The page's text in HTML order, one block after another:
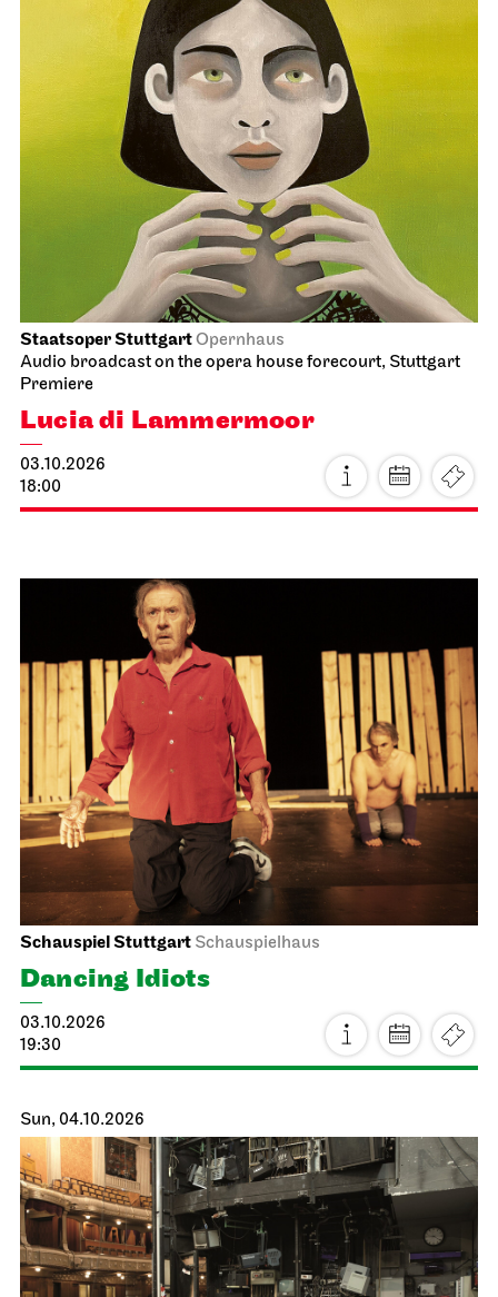
Staatsoper StuttgartOpernhaus
Audio broadcast on the opera house forecourt, Stuttgart
Premiere
Lucia di Lammermoor
03.10.2026
18:00
Schauspiel Stuttgart Schauspielhaus
Dancing Idiots
03.10.2026
19:30
Sun, 04.10.2026